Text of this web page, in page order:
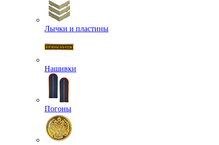
Лычки и пластины
Нашивки
Погоны